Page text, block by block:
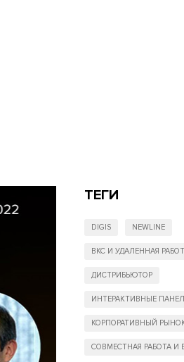
ТЕГИ
DIGIS NEWLINE
ВКС И УДАЛЕННАЯ
ДИСТРИБЬЮТОР
ИНТЕРАКТИВНЫЕ
КОРПОРАТИВНЫЙ
СОВМЕСТНАЯ РАБОТА И